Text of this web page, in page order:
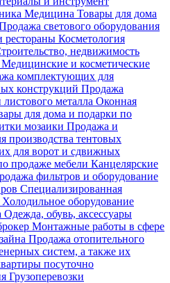
Медицина Товары для дома
светового оборудования
рестораны Косметология
недвижимость
Медицинские и косметические
комплектующих для
конструкций Продажа
металла Оконная
для дома и подарки по
мозаики Продажа и
производства тентовых
для ворот и сдвижных
продаже мебели Канцелярские
фильтров и оборудование
Специализированная
Холодильное оборудование
Одежда, обувь, аксессуары
Монтажные работы в сфере
Продажа отопительного
систем, а также их
посуточно
Грузоперевозки